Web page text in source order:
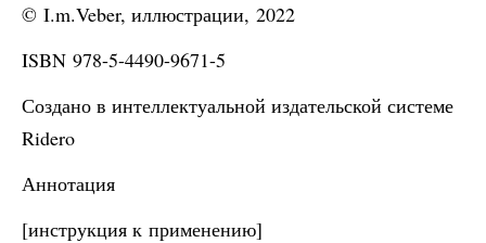
© I.m.Veber, иллюстрации, 2022
ISBN 978-5-4490-9671-5
Создано в интеллектуальной издательской системе
Ridero
Аннотация
[инструкция к применению]